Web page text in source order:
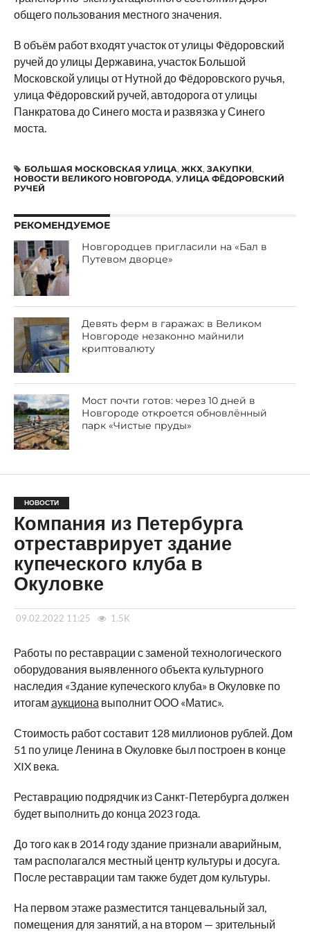
общего пользования местного значения.
В объём работ входят участок от улицы Фёдоровский
ручей до улицы Державина, участок Большой
Московской улицы от Нутной до Фёдоровского ручья,
улица Фёдоровский ручей, автодорога от улицы
Панкратова до Синего моста и развязка у Синего
моста.
БОЛЬШАЯ МОСКОВСКАЯ УЛИЦА, ЖКХ, ЗАКУПКИ,
НОВОСТИ ВЕЛИКОГО НОВГОРОДА, УЛИЦА ФЁДОРОВСКИЙ
РУЧЕЙ
РЕКОМЕНДУЕМОЕ
Новгородцев пригласили на «Бал в
Путевом дворце»
Девять ферм в гаражах: в Великом
Новгороде незаконно майнили
криптовалюту
Мост почти готов: через 10 дней в
Новгороде откроется обновлённый
парк «Чистые пруды»
НОВОСТИ
Компания из Петербурга
отреставрирует здание
купеческого клуба в
Окуловке
09.02.2022 11:25 1.5K
Работы по реставрации с заменой технологического
оборудования выявленного объекта культурного
наследия «Здание купеческого клуба» в Окуловке по
итогам аукциона выполнит ООО «Матис».
Стоимость работ составит 128 миллионов рублей. Дом
51 по улице Ленина в Окуловке был построен в конце
XIX века.
Реставрацию подрядчик из Санкт-Петербурга должен
будет выполнить до конца 2023 года.
До того как в 2014 году здание признали аварийным,
там располагался местный центр культуры и досуга.
После реставрации там также будет дом культуры.
На первом этаже разместится танцевальный зал,
помещения для занятий, а на втором — зрительный